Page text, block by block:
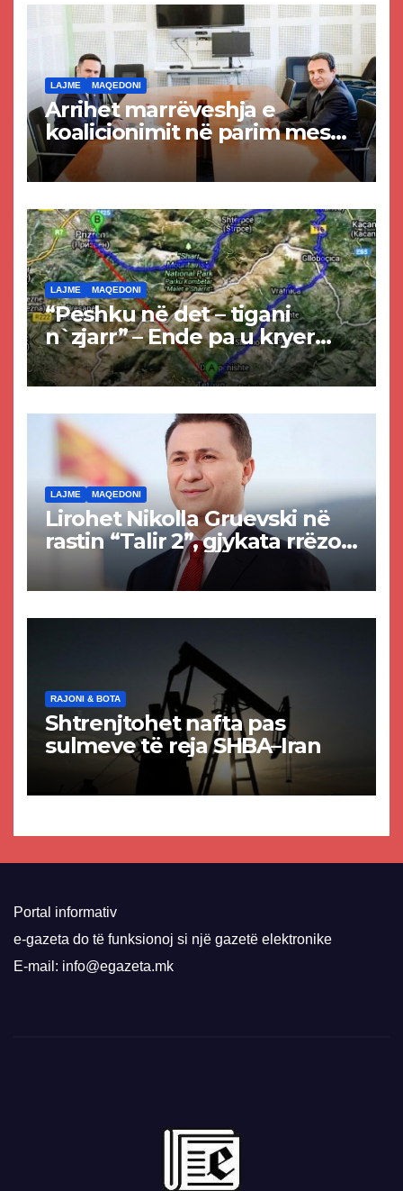
LAJME MAQEDONI
Arrihet marrëveshja e
koalicionimit në parim mes
Kurtit dhe Abdixhikut
LAJME MAQEDONI
“Peshku në det – tigani
n`zjarr” – Ende pa u kryer
projekti i tunelit, komuna e
Tetovës nis punimet për
LAJME MAQEDONI
Lirohet Nikolla Gruevski në
rastin “Talir 2”, gjykata rrëzon
akuzat për ndërtimin e
paligjshëm të selisë së
RAJONI & BOTA
Shtrenjtohet nafta pas
sulmeve të reja SHBA–Iran
Portal informativ
e-gazeta do të funksionoj si një gazetë elektronike
E-mail: info@egazeta.mk